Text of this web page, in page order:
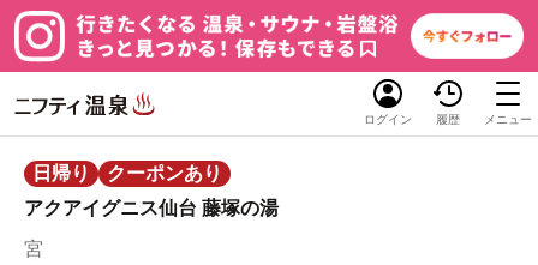
ログイン 履歴 メニュー
日帰り
クーポンあり
アクアイグニス仙台 藤塚の湯
宮